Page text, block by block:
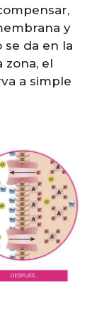
y
se da en la
zona, el
a simple